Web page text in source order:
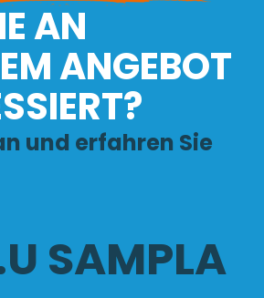
AN
ANGEBOT
und erfahren Sie
SAMPLA